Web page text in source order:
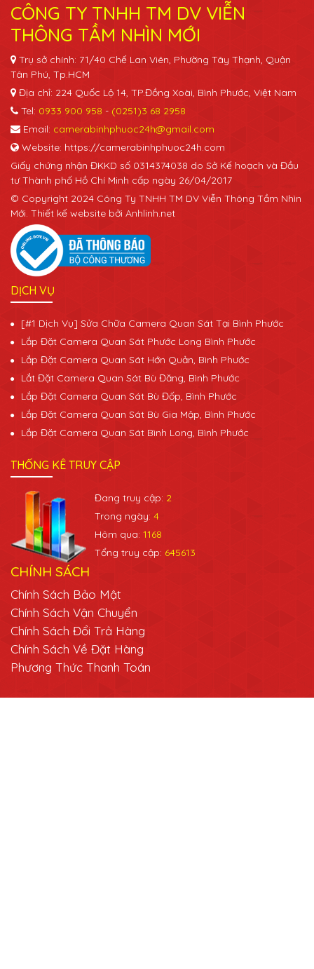
CÔNG TY TNHH TM DV VIỄN
THÔNG TẦM NHÌN MỚI
Trụ sở chính: 71/40 Chế Lan Viên, Phường Tây Thạnh, Quận
Tân Phú, Tp.HCM
Địa chỉ: 224 Quốc Lộ 14, TP.Đồng Xoài, Bình Phước, Việt Nam
Tel: 0933 900 958 - (0251)3 68 2958
Email: camerabinhphuoc24h@gmail.com
Website: https://camerabinhphuoc24h.com
Giấy chứng nhận ĐKKD số 0314374038 do Sở Kế hoạch và Đầu
tư Thành phố Hồ Chí Minh cấp ngày 26/04/2017
© Copyright 2024 Công Ty TNHH TM DV Viễn Thông Tầm Nhìn
Mới. Thiết kế website bởi Anhlinh.net
DỊCH VỤ
[#1 Dịch Vụ] Sửa Chữa Camera Quan Sát Tại Bình Phước
Lắp Đặt Camera Quan Sát Phước Long Bình Phước
Lắp Đặt Camera Quan Sát Hớn Quản, Bình Phước
Lắt Đặt Camera Quan Sát Bù Đăng, Bình Phước
Lắp Đặt Camera Quan Sát Bù Đốp, Bình Phước
Lắp Đặt Camera Quan Sát Bù Gia Mập, Bình Phước
Lắp Đặt Camera Quan Sát Bình Long, Bình Phước
THỐNG KÊ TRUY CẬP
Đang truy cập: 2
Trong ngày: 4
Hôm qua: 1168
Tổng truy cập: 645613
CHÍNH SÁCH
Chính Sách Bảo Mật
Chính Sách Vận Chuyển
Chính Sách Đổi Trả Hàng
Chính Sách Về Đặt Hàng
Phương Thức Thanh Toán